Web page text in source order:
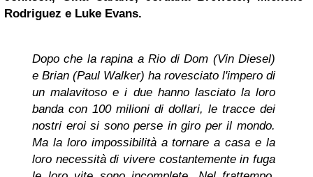
Rodriguez e Luke Evans.
Dopo che la rapina a Rio di Dom (Vin Diesel)
e Brian (Paul Walker) ha rovesciato l'impero di
un malavitoso e i due hanno lasciato la loro
banda con 100 milioni di dollari, le tracce dei
nostri eroi si sono perse in giro per il mondo.
Ma la loro impossibilità a tornare a casa e la
loro necessità di vivere costantemente in fuga